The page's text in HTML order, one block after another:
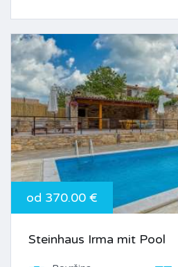
od 370.00 €
Steinhaus Irma mit Pool